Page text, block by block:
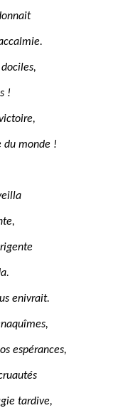
!
du monde !
enivrait.
espérances,
tardive,